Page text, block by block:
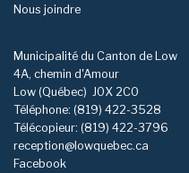
Nous joindre
Municipalité du Canton de Low
4A, chemin d'Amour
Low (Québec) J0X 2C0
Téléphone: (819) 422-3528
Télécopieur: (819) 422-3796
reception@lowquebec.ca
Facebook